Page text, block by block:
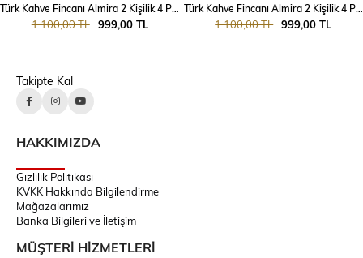
999,00 TL
1.100,00 TL
Türk Kahve Fincanı Almira 2 Kişilik 4 Parça
999,00 TL
1.100,00 TL
Takipte Kal
HAKKIMIZDA
Gizlilik Politikası
KVKK Hakkında Bilgilendirme
Mağazalarımız
Banka Bilgileri ve İletişim
MÜŞTERİ HİZMETLERİ